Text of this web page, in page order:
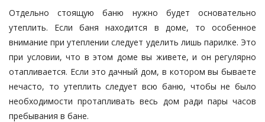
Отдельно стоящую баню нужно будет основательно
утеплить. Если баня находится в доме, то особенное
внимание при утеплении следует уделить лишь парилке. Это
при условии, что в этом доме вы живете, и он регулярно
отапливается. Если это дачный дом, в котором вы бываете
нечасто, то утеплить следует всю баню, чтобы не было
необходимости протапливать весь дом ради пары часов
пребывания в бане.